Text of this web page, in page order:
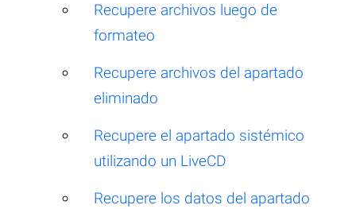
Recupere archivos luego de
formateo
Recupere archivos del apartado
eliminado
Recupere el apartado sistémico
utilizando un LiveCD
Recupere los datos del apartado